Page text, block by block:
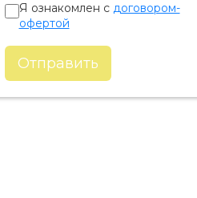
Я ознакомлен с договором-
офертой
Отправить